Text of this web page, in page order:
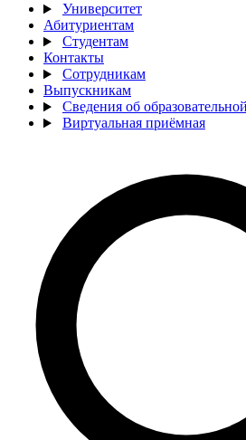
Университет
Абитуриентам
Студентам
Контакты
Сотрудникам
Выпускникам
Сведения об
Виртуальная приёмная